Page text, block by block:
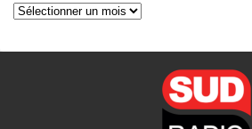
Archives